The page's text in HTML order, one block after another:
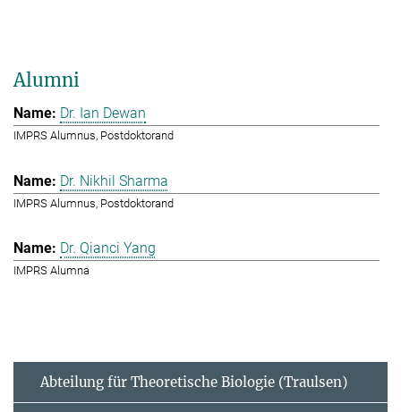
Alumni
Dr. Ian Dewan
IMPRS Alumnus, Postdoktorand
Dr. Nikhil Sharma
IMPRS Alumnus, Postdoktorand
Dr. Qianci Yang
IMPRS Alumna
Abteilung für Theoretische Biologie (Traulsen)